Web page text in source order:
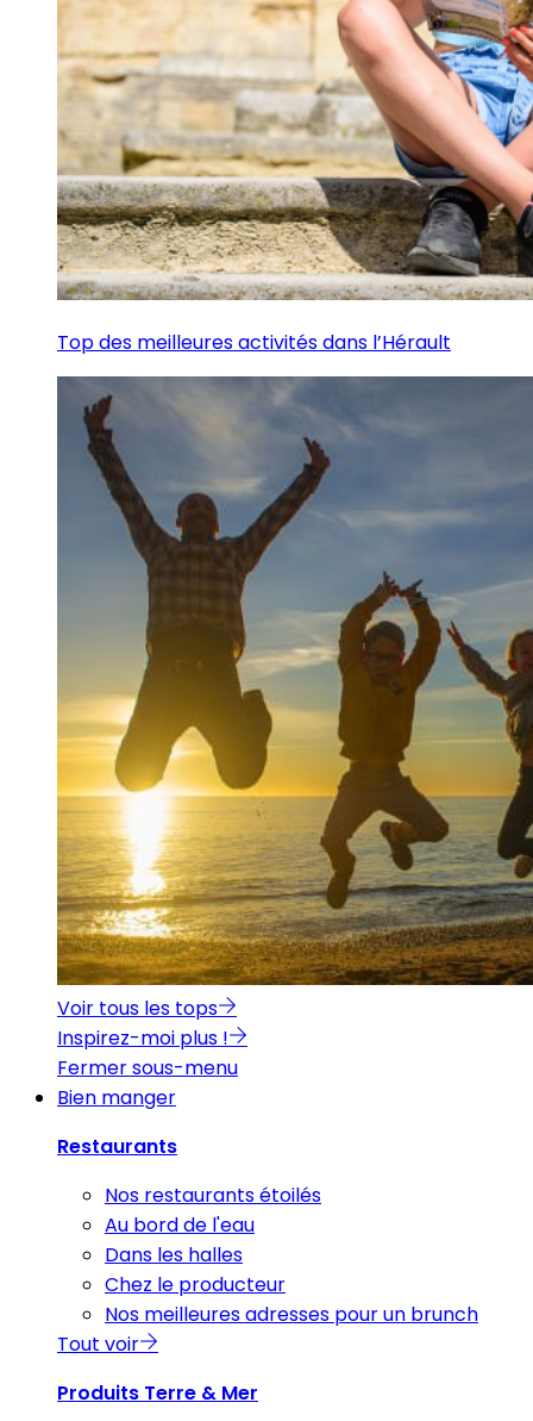
Top des meilleures activités dans l’Hérault
Voir tous les tops
Inspirez-moi plus !
Fermer sous-menu
Bien manger
Restaurants
Nos restaurants étoilés
Au bord de l'eau
Dans les halles
Chez le producteur
Nos meilleures adresses pour un brunch
Tout voir
Produits Terre & Mer